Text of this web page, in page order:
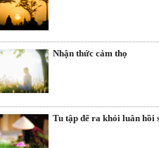
Nhận thức cảm thọ
Tu tập để ra khỏi luân hồi